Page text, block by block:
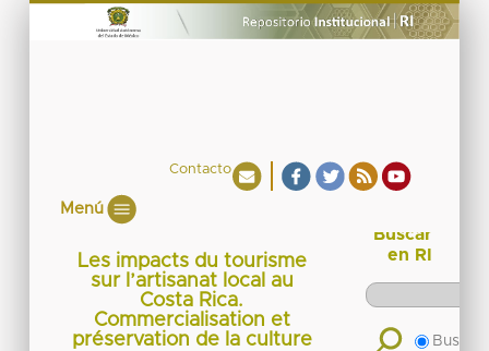
Contacto
Menú
Les impacts du tourisme
sur l’artisanat local au
Costa Rica.
Commercialisation et
préservation de la culture
Buscar
en RI
Buscar